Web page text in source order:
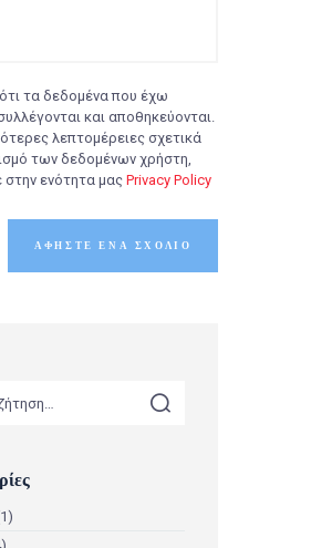
τα δεδομένα που έχω
και αποθηκεύονται.
λεπτομέρειες σχετικά
των δεδομένων χρήστη,
στην ενότητα μαςPrivacy Policy